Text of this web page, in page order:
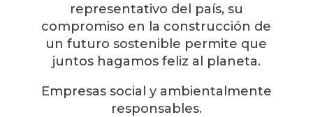
representativo del país, su
compromiso en la construcción de
un futuro sostenible permite que
juntos hagamos feliz al planeta.
Empresas social y ambientalmente
responsables.